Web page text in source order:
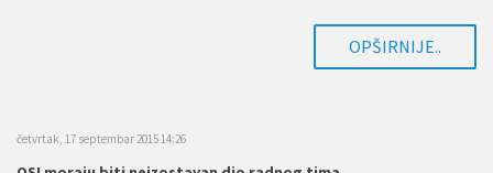
OPŠIRNIJE..
četvrtak, 17 septembar 2015 14:26